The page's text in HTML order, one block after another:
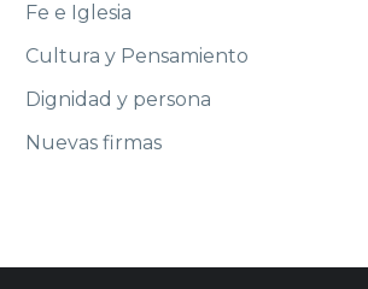
Fe e Iglesia
Cultura y Pensamiento
Dignidad y persona
Nuevas firmas